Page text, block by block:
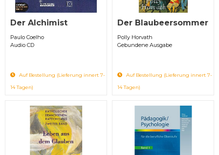
Der Alchimist
Paulo Coelho
Audio CD
Auf Bestellung (Lieferung innert 7-
14 Tagen)
Der Blaubeersommer
Polly Horvath
Gebundene Ausgabe
Auf Bestellung (Lieferung innert 7-
14 Tagen)